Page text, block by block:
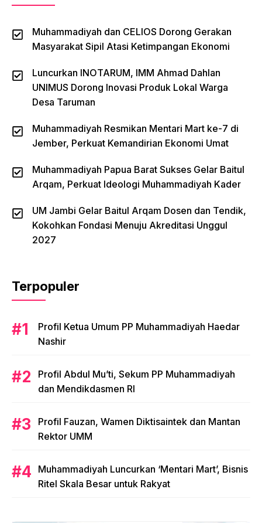
Muhammadiyah dan CELIOS Dorong Gerakan
Masyarakat Sipil Atasi Ketimpangan Ekonomi
Luncurkan INOTARUM, IMM Ahmad Dahlan
UNIMUS Dorong Inovasi Produk Lokal Warga
Desa Taruman
Muhammadiyah Resmikan Mentari Mart ke-7 di
Jember, Perkuat Kemandirian Ekonomi Umat
Muhammadiyah Papua Barat Sukses Gelar Baitul
Arqam, Perkuat Ideologi Muhammadiyah Kader
UM Jambi Gelar Baitul Arqam Dosen dan Tendik,
Kokohkan Fondasi Menuju Akreditasi Unggul
2027
Terpopuler
Profil Ketua Umum PP Muhammadiyah Haedar
Nashir
Profil Abdul Mu’ti, Sekum PP Muhammadiyah
dan Mendikdasmen RI
Profil Fauzan, Wamen Diktisaintek dan Mantan
Rektor UMM
Muhammadiyah Luncurkan ‘Mentari Mart’, Bisnis
Ritel Skala Besar untuk Rakyat